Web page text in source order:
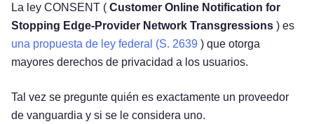
La ley CONSENT ( Customer Online Notification for
Stopping Edge-Provider Network Transgressions ) es
una propuesta de ley federal (S. 2639 ) que otorga
mayores derechos de privacidad a los usuarios.
Tal vez se pregunte quién es exactamente un proveedor
de vanguardia y si se le considera uno.